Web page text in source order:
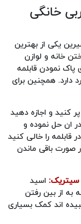
خانگی
یکی از بهترین
خانه و لوازن
نمودن قابلمه
دارد. همچنین برای
کنید و اجازه دهید
ان حل نموده و
در قابلمه را خالی کنید
صورت باقی ماندن
سیتریک: اسید
از بین رفتن
اند کمک بسیاری